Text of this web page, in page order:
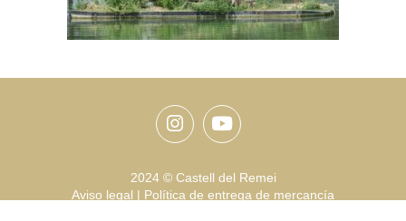
InstagramYoutube
2024 © Castell del Remei
Aviso legal
Política de entrega de mercancía